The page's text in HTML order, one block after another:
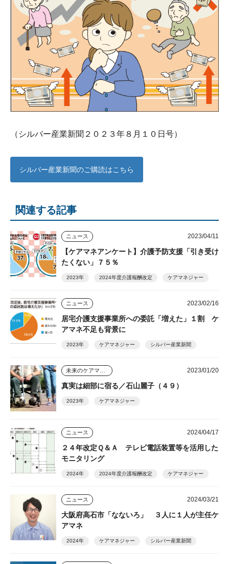
（シルバー産業新聞２０２３年８月１０日号）
シルバー産業新聞のご購読はこちら
関連する記事
ニュース 2023/04/11
【ケアマネアンケート】介護予防支援「引き受け
たくない」７５％
2023年 2024年度介護報酬改定 ケアマネジャー
ニュース 2023/02/16
居宅介護支援事業所への委託「増えた」１割 ケ
アマネ不足も背景に
2023年 ケアマネジャー シルバー産業新聞
2023/01/20
真実は細部に宿る／石山麗子（４９）
2023年 ケアマネジャー
ニュース 2024/04/17
２４年改定Ｑ＆Ａ テレビ電話装置等を活用した
モニタリング
2024年 2024年度介護報酬改定 ケアマネジャー
ニュース 2024/03/21
大阪府高石市「なないろ」 ３人に１人が主任ケ
アマネ
2024年 ケアマネジャー シルバー産業新聞